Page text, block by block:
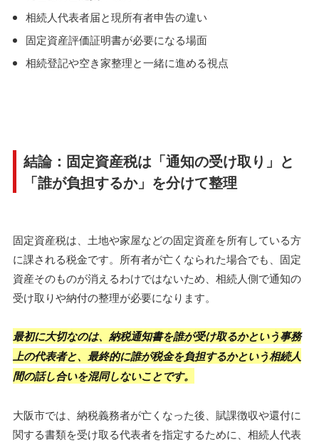
相続人代表者届と現所有者申告の違い
固定資産評価証明書が必要になる場面
相続登記や空き家整理と一緒に進める視点
結論：固定資産税は「通知の受け取り」と
「誰が負担するか」を分けて整理
固定資産税は、土地や家屋などの固定資産を所有している方
に課される税金です。所有者が亡くなられた場合でも、固定
資産そのものが消えるわけではないため、相続人側で通知の
受け取りや納付の整理が必要になります。
最初に大切なのは、納税通知書を誰が受け取るかという事務
上の代表者と、最終的に誰が税金を負担するかという相続人
間の話し合いを混同しないことです。
大阪市では、納税義務者が亡くなった後、賦課徴収や還付に
関する書類を受け取る代表者を指定するために、相続人代表